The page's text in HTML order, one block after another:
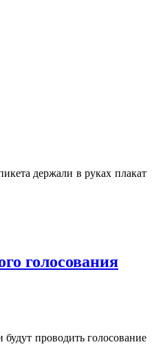
держали в руках плакат
голосования
проводить голосование